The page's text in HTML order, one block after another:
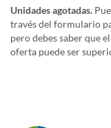
Unidades agotadas.
través del formulario
pero debes saber que
oferta puede ser